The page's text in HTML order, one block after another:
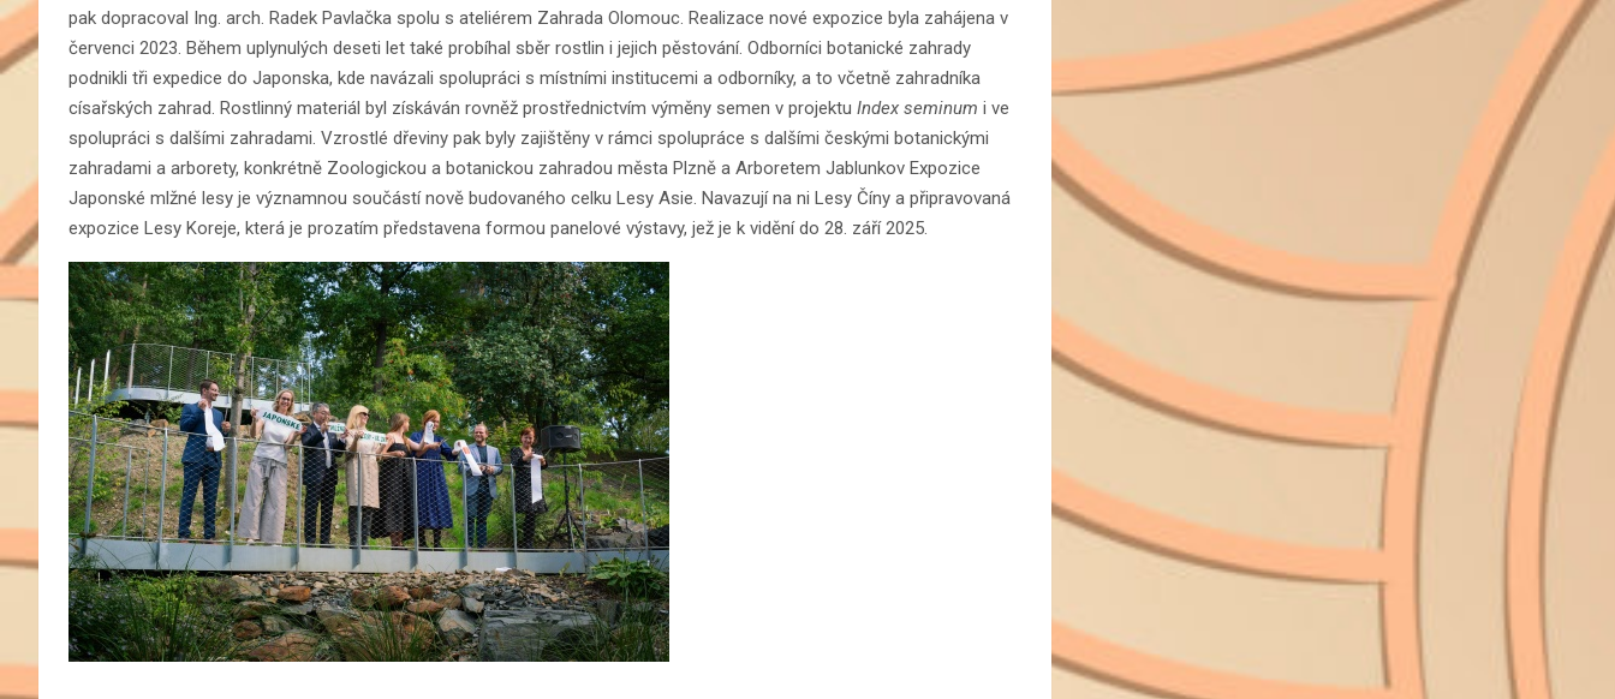
pak dopracoval Ing. arch. Radek Pavlačka spolu s ateliérem Zahrada Olomouc. Realizace nové expozice byla zahájena v
červenci 2023. Během uplynulých deseti let také probíhal sběr rostlin i jejich pěstování. Odborníci botanické zahrady
podnikli tři expedice do Japonska, kde navázali spolupráci s místními institucemi a odborníky, a to včetně zahradníka
císařských zahrad. Rostlinný materiál byl získáván rovněž prostřednictvím výměny semen v projektu Index seminum i ve
spolupráci s dalšími zahradami. Vzrostlé dřeviny pak byly zajištěny v rámci spolupráce s dalšími českými botanickými
zahradami a arborety, konkrétně Zoologickou a botanickou zahradou města Plzně a Arboretem Jablunkov Expozice
Japonské mlžné lesy je významnou součástí nově budovaného celku Lesy Asie. Navazují na ni Lesy Číny a připravovaná
expozice Lesy Koreje, která je prozatím představena formou panelové výstavy, jež je k vidění do 28. září 2025.